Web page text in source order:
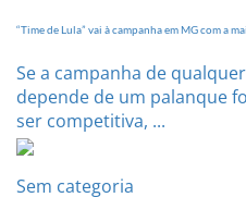
“Time de Lula” vai à campanha em MG com a
Se a campanha de
depende de um palanque
ser competitiva, ...
Sem categoria